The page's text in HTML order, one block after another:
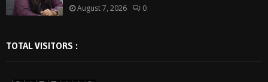
August 7, 2026 0
TOTAL VISITORS :